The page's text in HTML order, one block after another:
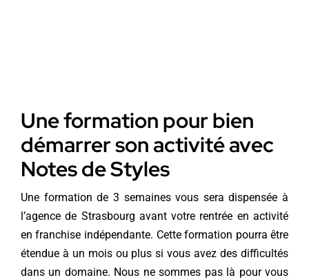
Une formation pour bien
démarrer son activité avec
Notes de Styles
Une formation de 3 semaines vous sera dispensée à
l’agence de Strasbourg avant votre rentrée en activité
en franchise indépendante. Cette formation pourra être
étendue à un mois ou plus si vous avez des difficultés
dans un domaine. Nous ne sommes pas là pour vous